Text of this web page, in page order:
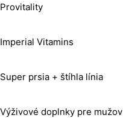
Provitality
Imperial Vitamins
Super prsia + štíhla línia
Výživové doplnky pre mužov